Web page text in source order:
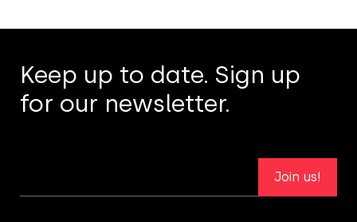
Keep up to date. Sign up
for our newsletter.
Join us!